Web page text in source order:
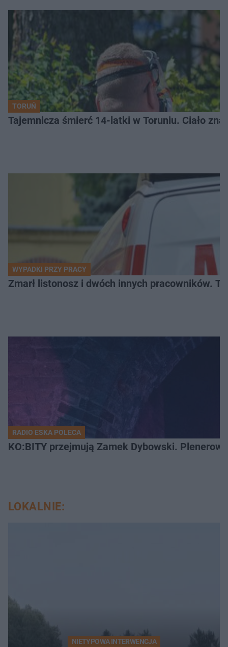
TORUŃ
Tajemnicza śmierć 14-latki w Toruniu. Ciało
WYPADKI PRZY PRACY
Zmarł listonosz i dwóch innych pracowników.
RADIO ESKA POLECA
KO:BITY przejmują Zamek Dybowski.
LOKALNIE:
NIETYPOWA INTERWENCJA